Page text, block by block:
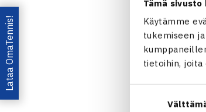
Tämä
Käytämme
tukemiseen
tietoihin,
Lataa OmaTennis!